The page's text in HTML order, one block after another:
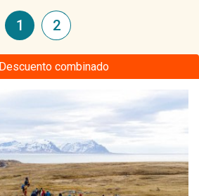
1 2
Descuento combinado